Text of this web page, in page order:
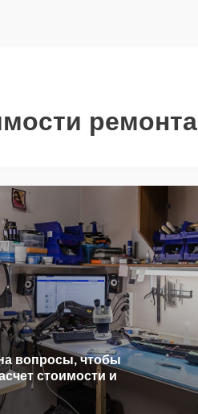
ремонта
вопросы, чтобы
стоимости и